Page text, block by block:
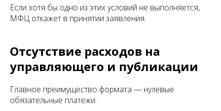
Если хотя бы одно из этих условий не выполняется,
МФЦ откажет в принятии заявления.
Отсутствие расходов на
управляющего и публикации
Главное преимущество формата — нулевые
обязательные платежи: